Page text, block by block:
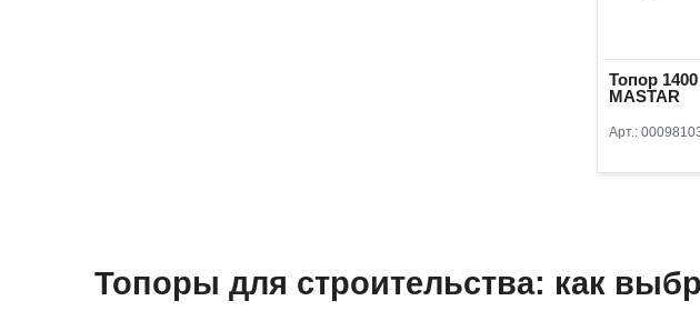
Топор
MASTAR
Арт.:
Топоры для строительства: как